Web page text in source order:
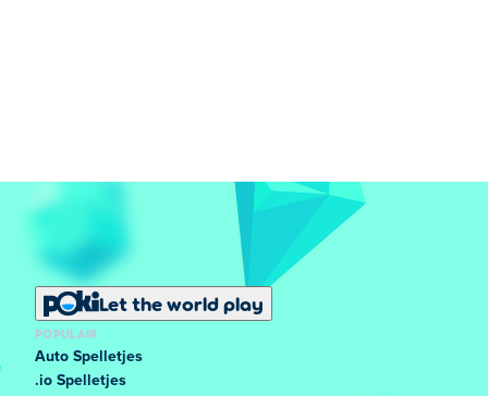
Let the world play
POPULAIR
Auto Spelletjes
.io Spelletjes